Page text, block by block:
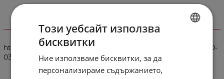
Използвани материали
https://www.planetofthevapes.co.uk/news/vaping-news/2020-
03-31_athra-no-evidence-of-risk.html
Този уебсайт използва
бисквитки
Ние използваме бисквитки, за да
персонализираме съдържанието,